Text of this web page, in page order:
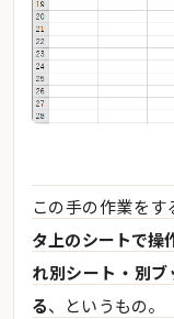
この手の作業をす
タ上のシートで操
れ別シート・別
る、というもの。